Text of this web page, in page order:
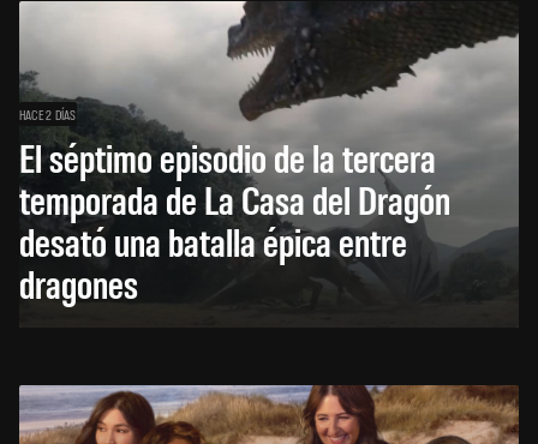
HACE 2 DÍAS
El séptimo episodio de la tercera
temporada de La Casa del Dragón
desató una batalla épica entre
dragones